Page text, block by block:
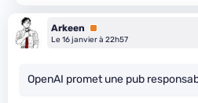
Arkeen
Premium
Le 16 janvier à 22h57
OpenAI promet une pub